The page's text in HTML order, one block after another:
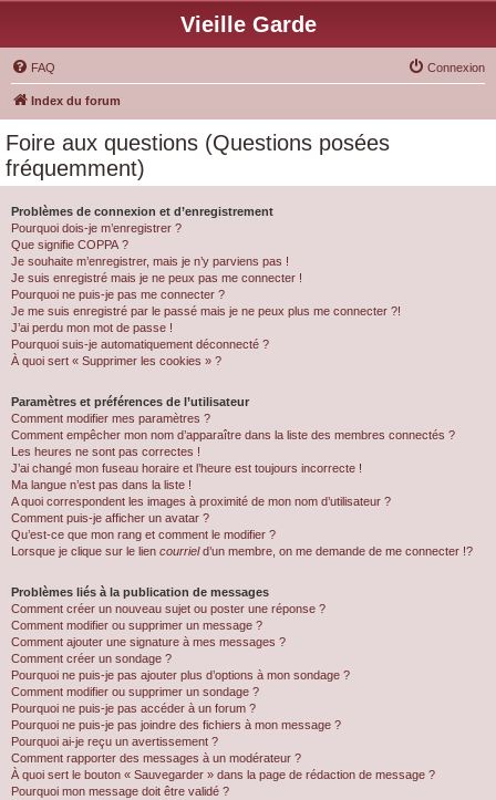
Vieille Garde
FAQ Connexion
Index du forum
Foire aux questions (Questions posées
fréquemment)
Problèmes de connexion et d’enregistrement
Pourquoi dois-je m’enregistrer ?
Que signifie COPPA ?
Je souhaite m’enregistrer, mais je n’y parviens pas !
Je suis enregistré mais je ne peux pas me connecter !
Pourquoi ne puis-je pas me connecter ?
Je me suis enregistré par le passé mais je ne peux plus me connecter ?!
J’ai perdu mon mot de passe !
Pourquoi suis-je automatiquement déconnecté ?
À quoi sert « Supprimer les cookies » ?
Paramètres et préférences de l’utilisateur
Comment modifier mes paramètres ?
Comment empêcher mon nom d’apparaître dans la liste des membres connectés ?
Les heures ne sont pas correctes !
J’ai changé mon fuseau horaire et l’heure est toujours incorrecte !
Ma langue n’est pas dans la liste !
A quoi correspondent les images à proximité de mon nom d’utilisateur ?
Comment puis-je afficher un avatar ?
Qu’est-ce que mon rang et comment le modifier ?
Lorsque je clique sur le lien courrield’un membre, on me demande de me connecter !?
Problèmes liés à la publication de messages
Comment créer un nouveau sujet ou poster une réponse ?
Comment modifier ou supprimer un message ?
Comment ajouter une signature à mes messages ?
Comment créer un sondage ?
Pourquoi ne puis-je pas ajouter plus d’options à mon sondage ?
Comment modifier ou supprimer un sondage ?
Pourquoi ne puis-je pas accéder à un forum ?
Pourquoi ne puis-je pas joindre des fichiers à mon message ?
Pourquoi ai-je reçu un avertissement ?
Comment rapporter des messages à un modérateur ?
À quoi sert le bouton « Sauvegarder » dans la page de rédaction de message ?
Pourquoi mon message doit être validé ?